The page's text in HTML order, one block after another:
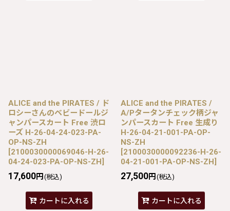
ALICE and the PIRATES / ド
ロシーさんのベビードールジ
ャンパースカート Free 渋ロ
ーズ H-26-04-24-023-PA-
OP-NS-ZH
[2100030000069046-H-26-
04-24-023-PA-OP-NS-ZH]
17,600円 (税込)
カートに入れる
ALICE and the PIRATES /
A/Pタータンチェック柄ジャ
ンパースカート Free 生成り
H-26-04-21-001-PA-OP-
NS-ZH
[2100030000092236-H-26-
04-21-001-PA-OP-NS-ZH]
27,500円 (税込)
カートに入れる